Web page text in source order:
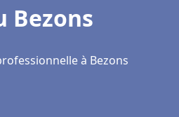
Bezons
à Bezons